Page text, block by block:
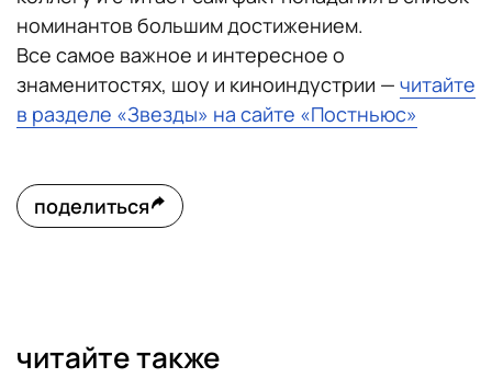
номинантов большим достижением.
Все самое важное и интересное о
знаменитостях, шоу и киноиндустрии — читайте
в разделе «Звезды» на сайте «Постньюс»
поделиться
читайте также